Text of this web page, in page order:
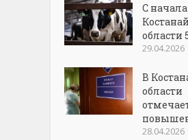
С
области
29.04.2026
В
области
28.04.2026